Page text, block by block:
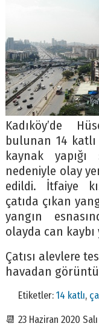
Kadıköy’de
bulunan 14 katlı
kaynak yapığı
nedeniyle olay
edildi. İtfaiye
çatıda çıkan
yangın
olayda can
Çatısı alevlere
havadan
Etiketler: 14 katlı,
📆 23 Haziran 2020